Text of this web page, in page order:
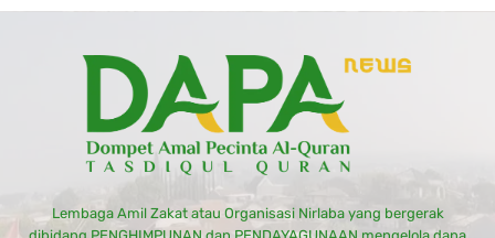
Lembaga Amil Zakat atau Organisasi Nirlaba yang bergerak